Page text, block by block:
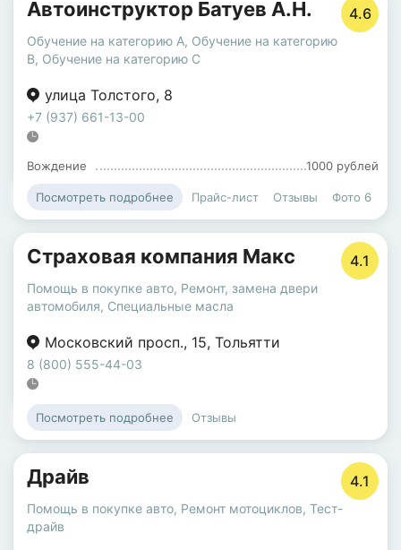
Автоинструктор Батуев А.Н. 4.6
Обучение на категорию A, Обучение на категорию
B, Обучение на категорию C
улица Толстого, 8
+7 (937) 661-13-00
Вождение 1000 рублей
Посмотреть подробнее Прайс-лист Отзывы Фото 6
Страховая компания Макс 4.1
Помощь в покупке авто, Ремонт, замена двери
автомобиля, Специальные масла
Московский просп., 15, Тольятти
8 (800) 555-44-03
Посмотреть подробнее Отзывы
Драйв 4.1
Помощь в покупке авто, Ремонт мотоциклов, Тест-
драйв